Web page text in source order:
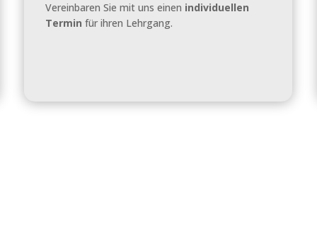
Vereinbaren Sie mit uns einen individuellen
Termin für ihren Lehrgang.